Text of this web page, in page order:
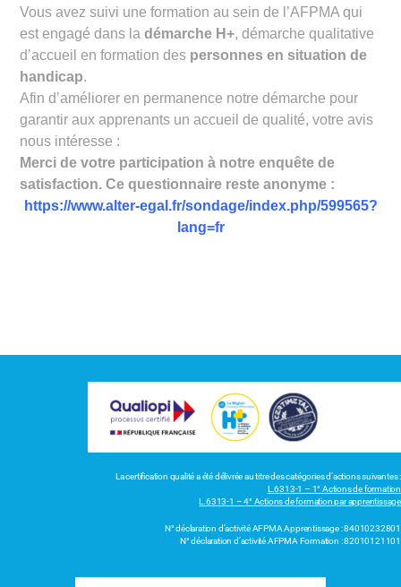
Vous avez suivi une formation au sein de l’AFPMA qui
est engagé dans la démarche H+, démarche qualitative
d’accueil en formation des personnes en situation de
handicap.
Afin d’améliorer en permanence notre démarche pour
garantir aux apprenants un accueil de qualité, votre avis
nous intéresse :
Merci de votre participation à notre enquête de
satisfaction. Ce questionnaire reste anonyme :
https://www.alter-egal.fr/sondage/index.php/599565?
lang=fr
La certification qualité a été délivrée au titre des catégories d’actions suivantes :
L.6313-1 – 1° Actions de formation
L.6313-1 – 4° Actions de formation par apprentissage
N° déclaration d’activité AFPMA Apprentissage : 84010232801
N° déclaration d’activité AFPMA Formation : 82010121101